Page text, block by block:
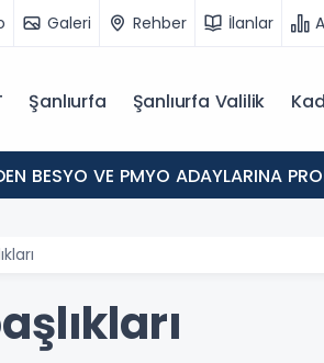
Galeri Rehber İlanlar
Şanlıurfa Şanlıurfa Valilik
BESYO VE PMYO ADAYLARINA